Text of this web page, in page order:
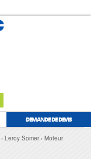
DEMANDE DE DEVIS
Leroy Somer
Moteur